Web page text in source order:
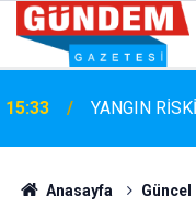
15:06
Marmaris
Mustafa
Anasayfa Güncel